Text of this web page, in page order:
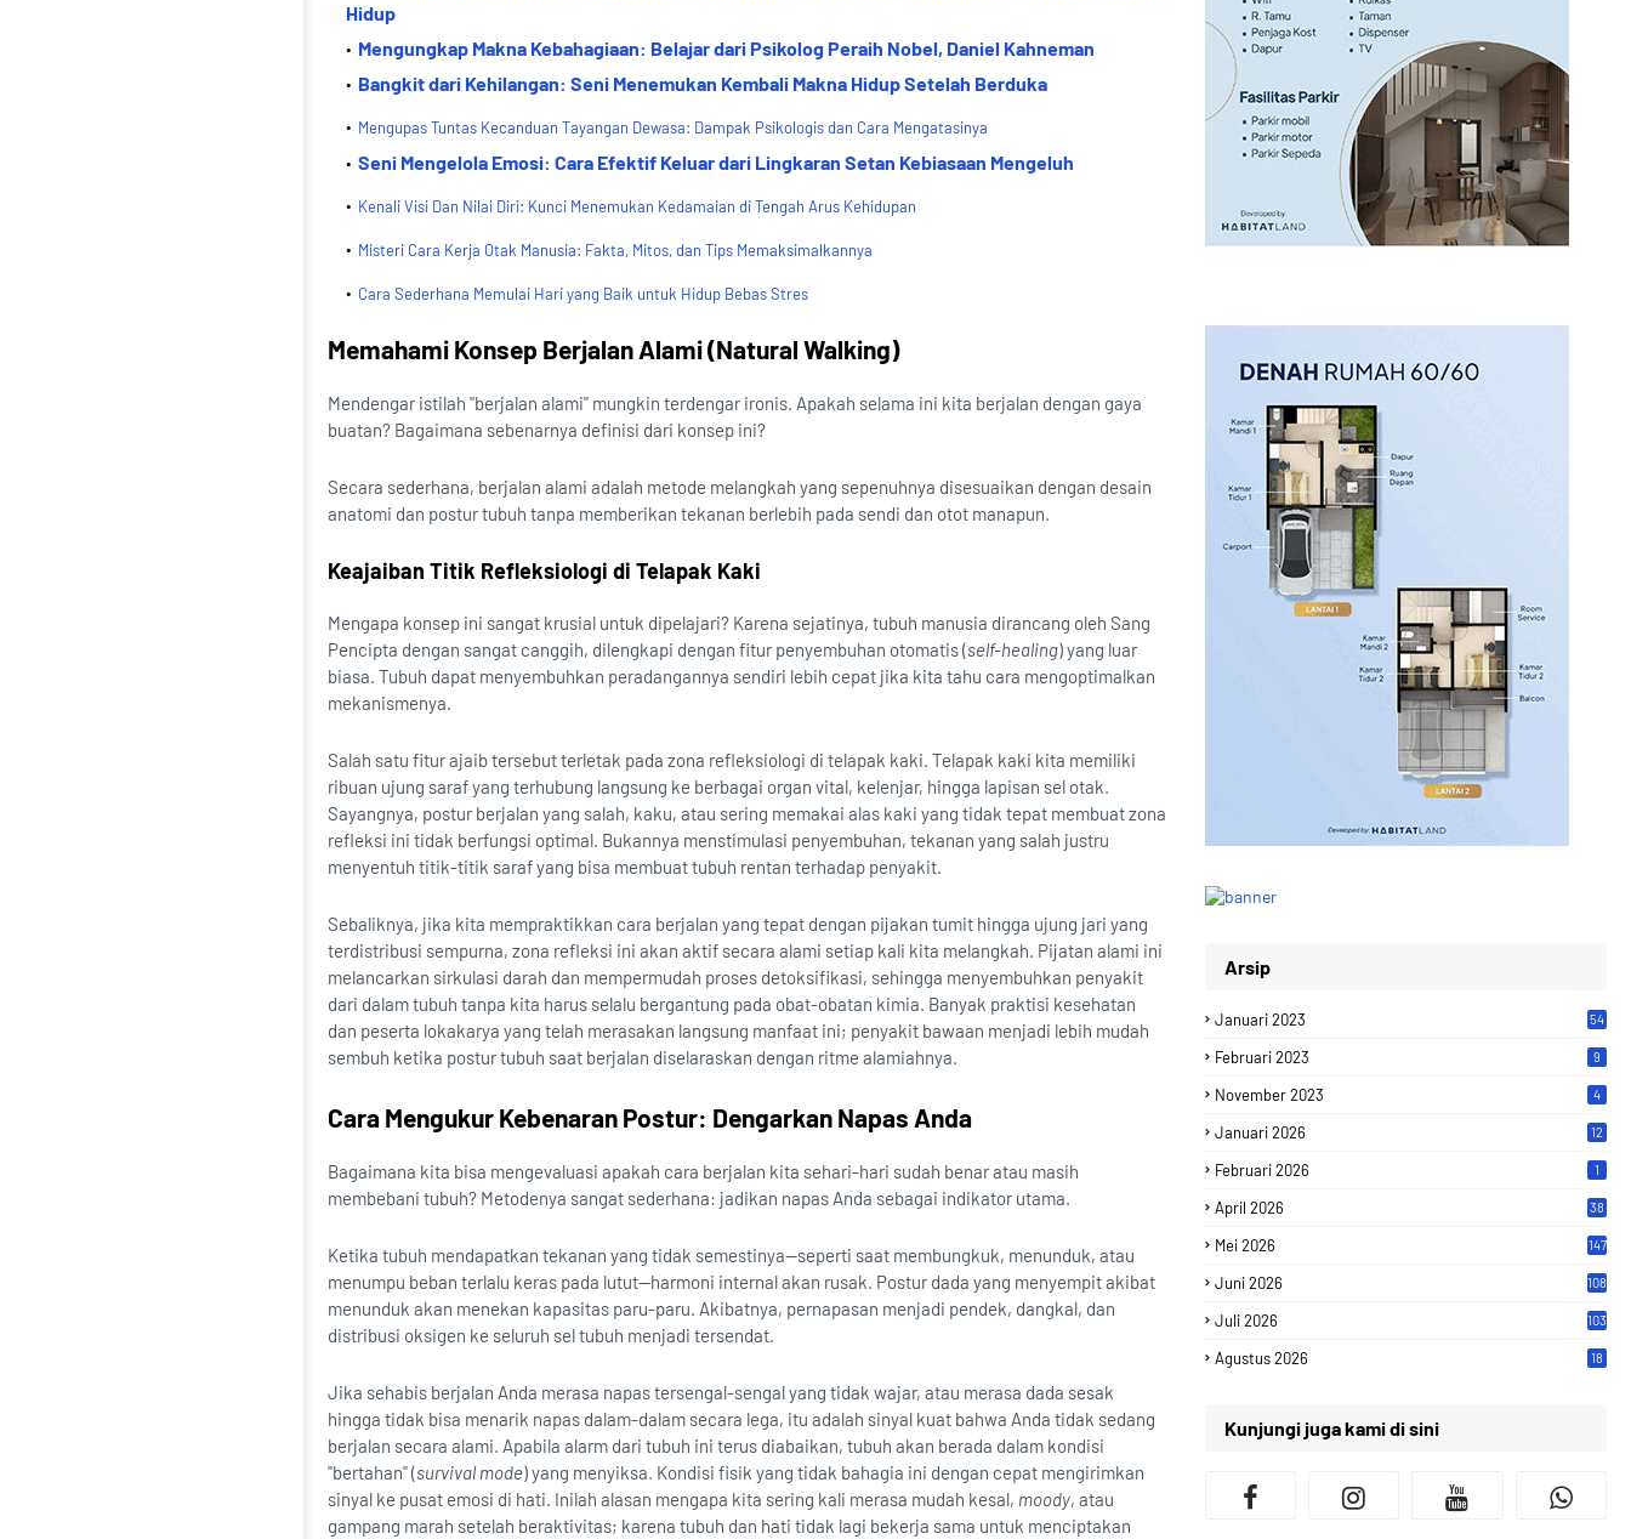
Hidup
Mengungkap Makna Kebahagiaan: Belajar dari Psikolog Peraih Nobel, Daniel Kahneman
Bangkit dari Kehilangan: Seni Menemukan Kembali Makna Hidup Setelah Berduka
Mengupas Tuntas Kecanduan Tayangan Dewasa: Dampak Psikologis dan Cara Mengatasinya
Seni Mengelola Emosi: Cara Efektif Keluar dari Lingkaran Setan Kebiasaan Mengeluh
Kenali Visi Dan Nilai Diri: Kunci Menemukan Kedamaian di Tengah Arus Kehidupan
Misteri Cara Kerja Otak Manusia: Fakta, Mitos, dan Tips Memaksimalkannya
Cara Sederhana Memulai Hari yang Baik untuk Hidup Bebas Stres
Memahami Konsep Berjalan Alami (Natural Walking)
Mendengar istilah "berjalan alami" mungkin terdengar ironis. Apakah selama ini kita berjalan dengan gaya
buatan? Bagaimana sebenarnya definisi dari konsep ini?
Secara sederhana, berjalan alami adalah metode melangkah yang sepenuhnya disesuaikan dengan desain
anatomi dan postur tubuh tanpa memberikan tekanan berlebih pada sendi dan otot manapun.
Keajaiban Titik Refleksiologi di Telapak Kaki
Mengapa konsep ini sangat krusial untuk dipelajari? Karena sejatinya, tubuh manusia dirancang oleh Sang
Pencipta dengan sangat canggih, dilengkapi dengan fitur penyembuhan otomatis (self-healing) yang luar
biasa. Tubuh dapat menyembuhkan peradangannya sendiri lebih cepat jika kita tahu cara mengoptimalkan
mekanismenya.
Salah satu fitur ajaib tersebut terletak pada zona refleksiologi di telapak kaki. Telapak kaki kita memiliki
ribuan ujung saraf yang terhubung langsung ke berbagai organ vital, kelenjar, hingga lapisan sel otak.
Sayangnya, postur berjalan yang salah, kaku, atau sering memakai alas kaki yang tidak tepat membuat zona
refleksi ini tidak berfungsi optimal. Bukannya menstimulasi penyembuhan, tekanan yang salah justru
menyentuh titik-titik saraf yang bisa membuat tubuh rentan terhadap penyakit.
Sebaliknya, jika kita mempraktikkan cara berjalan yang tepat dengan pijakan tumit hingga ujung jari yang
terdistribusi sempurna, zona refleksi ini akan aktif secara alami setiap kali kita melangkah. Pijatan alami ini
melancarkan sirkulasi darah dan mempermudah proses detoksifikasi, sehingga menyembuhkan penyakit
dari dalam tubuh tanpa kita harus selalu bergantung pada obat-obatan kimia. Banyak praktisi kesehatan
dan peserta lokakarya yang telah merasakan langsung manfaat ini; penyakit bawaan menjadi lebih mudah
sembuh ketika postur tubuh saat berjalan diselaraskan dengan ritme alamiahnya.
Cara Mengukur Kebenaran Postur: Dengarkan Napas Anda
Bagaimana kita bisa mengevaluasi apakah cara berjalan kita sehari-hari sudah benar atau masih
membebani tubuh? Metodenya sangat sederhana: jadikan napas Anda sebagai indikator utama.
Ketika tubuh mendapatkan tekanan yang tidak semestinya—seperti saat membungkuk, menunduk, atau
menumpu beban terlalu keras pada lutut—harmoni internal akan rusak. Postur dada yang menyempit akibat
menunduk akan menekan kapasitas paru-paru. Akibatnya, pernapasan menjadi pendek, dangkal, dan
distribusi oksigen ke seluruh sel tubuh menjadi tersendat.
Jika sehabis berjalan Anda merasa napas tersengal-sengal yang tidak wajar, atau merasa dada sesak
hingga tidak bisa menarik napas dalam-dalam secara lega, itu adalah sinyal kuat bahwa Anda tidak sedang
berjalan secara alami. Apabila alarm dari tubuh ini terus diabaikan, tubuh akan berada dalam kondisi
"bertahan" (survival mode) yang menyiksa. Kondisi fisik yang tidak bahagia ini dengan cepat mengirimkan
sinyal ke pusat emosi di hati. Inilah alasan mengapa kita sering kali merasa mudah kesal, moody, atau
gampang marah setelah beraktivitas; karena tubuh dan hati tidak lagi bekerja sama untuk menciptakan
Arsip
Januari 2023 54
Februari 2023 9
November 2023 4
Januari 2026 12
Februari 2026 1
April 2026 38
Mei 2026 147
Juni 2026 108
Juli 2026 103
Agustus 2026 18
Kunjungi juga kami di sini